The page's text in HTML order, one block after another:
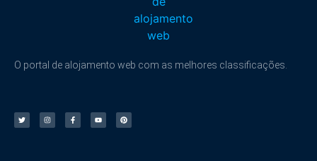
O portal de alojamento web com as melhores classificações.